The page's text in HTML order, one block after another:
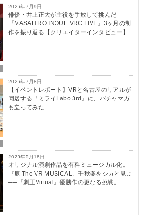
2026年7月9日
俳優・井上正大が主役を手放して挑んだ
『MASAHIRO INOUE VRC LIVE』3ヶ月の制
作を振り返る【クリエイターインタビュー】
2026年7月8日
【イベントレポート】VRと名古屋のリアルが
同居する『ミライLabo 3rd』に、バチャマガ
も立ってみた
2026年5月18日
オリジナル演劇作品を有料ミュージカル化。
『鹿 The VR MUSICAL』千秋楽をシカと見よ
──『劇王Virtual』優勝作の更なる挑戦。